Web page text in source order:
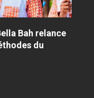
Bah relance
du